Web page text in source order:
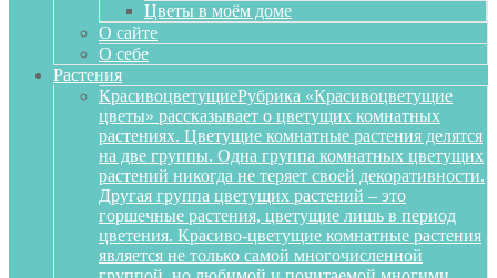
Цветы в моём доме
О сайте
О себе
Растения
КрасивоцветущиеРубрика «Красивоцветущие
цветы» рассказывает о цветущих комнатных
растениях. Цветущие комнатные растения делятся
на две группы. Одна группа комнатных цветущих
растений никогда не теряет своей декоративности.
Другая группа цветущих растений – это
горшечные растения, цветущие лишь в период
цветения. Красиво-цветущие комнатные растения
является не только самой многочисленной